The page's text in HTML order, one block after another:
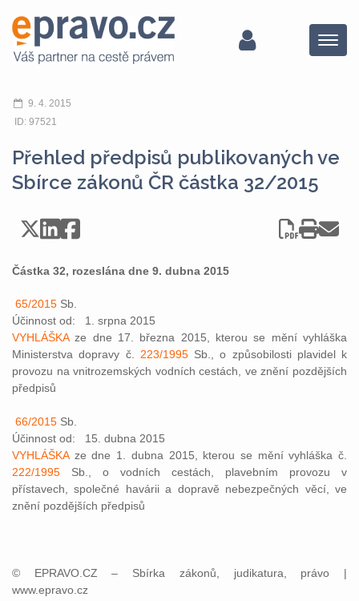
Menu
9. 4. 2015
ID: 97521
Přehled předpisů publikovaných ve
Sbírce zákonů ČR částka 32/2015
Částka 32, rozeslána dne 9. dubna 2015
65/2015 Sb.
Účinnost od: 1. srpna 2015
VYHLÁŠKAze dne 17. března 2015, kterou se mění vyhláška
Ministerstva dopravy č. 223/1995Sb., o způsobilosti plavidel k
provozu na vnitrozemských vodních cestách, ve znění pozdějších
předpisů
66/2015 Sb.
Účinnost od: 15. dubna 2015
VYHLÁŠKAze dne 1. dubna 2015, kterou se mění vyhláška č.
222/1995 Sb., o vodních cestách, plavebním provozu v
přístavech, společné havárii a dopravě nebezpečných věcí, ve
znění pozdějších předpisů
© EPRAVO.CZ – Sbírka zákonů, judikatura, právo |
www.epravo.cz